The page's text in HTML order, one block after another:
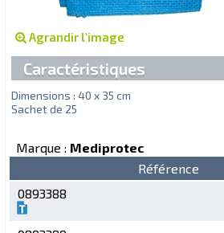
Agrandir l'image
Caractéristiques
Dimensions : 40 x 35 cm
Sachet de 25
Marque : Mediprotec
Référence
0893388